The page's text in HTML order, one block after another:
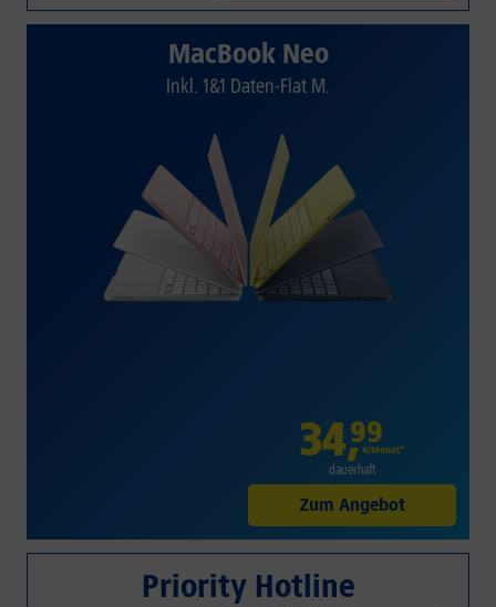
MacBook Neo
Inkl. 1&1 Daten-Flat M.
34,99
€/Monat*
dauerhaft
Zum Angebot
Priority Hotline